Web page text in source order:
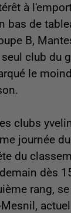
à
bas de
B,
club du
le
clubs
journée
du
dès
rang,